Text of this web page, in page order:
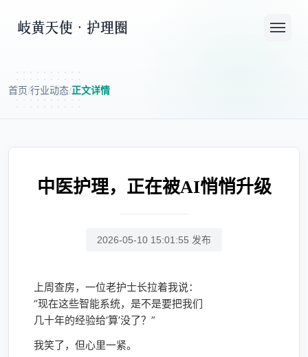
首页/行业动态/正文详情
中医护理，正在被AI悄悄升级
2026-05-10 15:01:55 发布
上周查房，一位老护士长拉着我说：
“现在这些智能系统，是不是要把我们
几十年的经验给‘算’没了？”
我笑了，但心里一紧。